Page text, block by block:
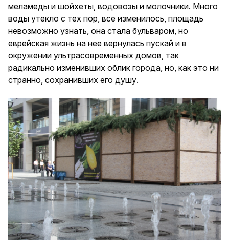
меламеды и шойхеты, водовозы и молочники. Много
воды утекло с тех пор, все изменилось, площадь
невозможно узнать, она стала бульваром, но
еврейская жизнь на нее вернулась пускай и в
окружении ультрасовременных домов, так
радикально изменивших облик города, но, как это ни
странно, сохранивших его душу.